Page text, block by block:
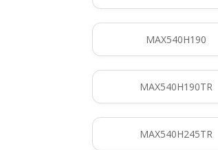
MAX540H190
MAX540H190TR
MAX540H245TR